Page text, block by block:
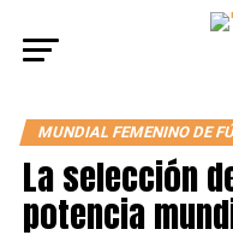
MUNDIAL FEMENINO DE
La selección
potencia